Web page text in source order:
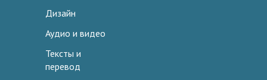
Дизайн
Аудио и видео
Тексты и
перевод